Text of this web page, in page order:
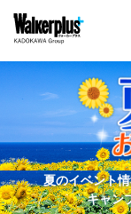
夏のイベント
キャン